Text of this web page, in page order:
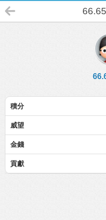
積分
威望
金錢
貢獻